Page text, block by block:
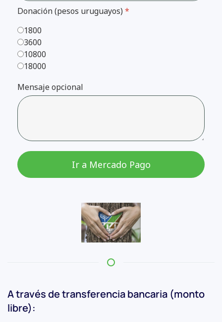
Donación (pesos uruguayos) *
1800
3600
10800
18000
Mensaje opcional
Ir a Mercado Pago
A través de transferencia bancaria (monto
libre):